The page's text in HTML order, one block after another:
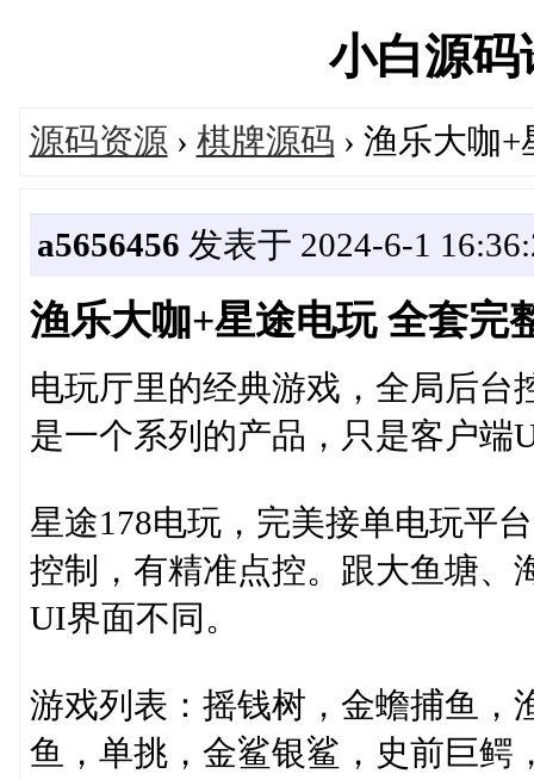
小白源
源码资源 › 棋牌源码 › 渔乐大咖
a5656456 发表于 2024-6-1
渔乐大咖+星途电玩 全套完
电玩厅里的经典游戏，全局后台
是一个系列的产品，只是客户端
星途178电玩，完美接单电玩平
控制，有精准点控。跟大鱼塘、
UI界面不同。
游戏列表：摇钱树，金蟾捕鱼，
鱼，单挑，金鲨银鲨，史前巨鳄